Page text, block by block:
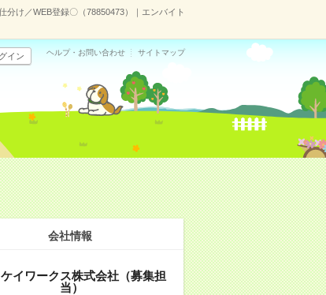
分け／WEB登録〇（78850473）｜エンバイト
イン ヘルプ・お問い合わせ サイトマップ
会社情報
イワークス株式会社（募集担
当）